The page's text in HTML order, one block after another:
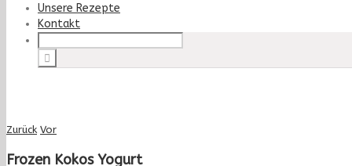
Unsere Rezepte
Kontakt
Zurück Vor
Frozen Kokos Yogurt